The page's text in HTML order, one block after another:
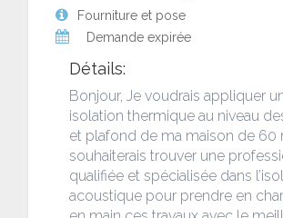
Fourniture et pose
Demande expirée
Détails:
Bonjour, Je voudrais appliquer
isolation thermique au niveau
et plafond de ma maison de 60
souhaiterais trouver une
qualifiée et spécialisée dans
acoustique pour prendre en